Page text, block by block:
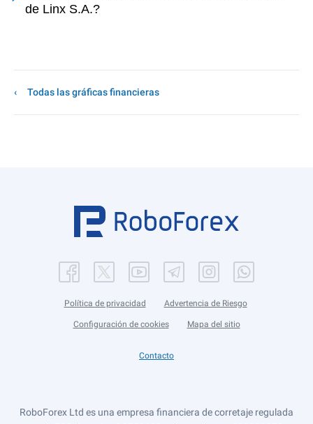
de Linx S.A.?
Todas las gráficas financieras
Política de privacidad Advertencia de Riesgo
Configuración de cookies Mapa del sitio
Contacto
RoboForex Ltd es una empresa financiera de corretaje regulada